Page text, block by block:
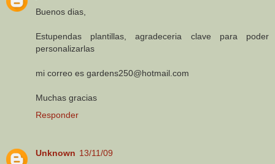
Buenos dias,
Estupendas plantillas, agradeceria clave para poder
personalizarlas
mi correo es gardens250@hotmail.com
Muchas gracias
Responder
Unknown 13/11/09